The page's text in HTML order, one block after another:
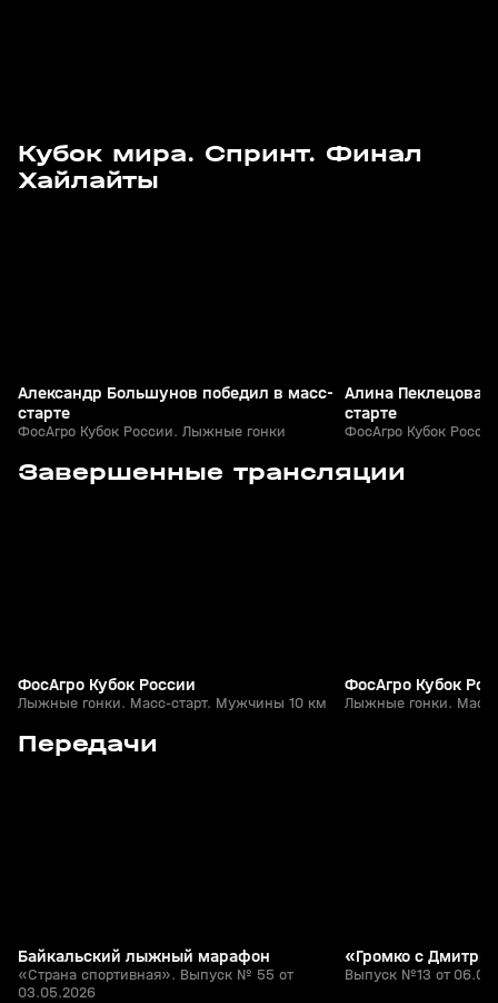
Кубок мира. Спринт. Финал
Хайлайты
05 апр, 11:41
Александр Большунов победил в масс-
старте
ФосАгро Кубок России. Лыжные гонки
Алина Пеклецова
старте
ФосАгро Кубок
Завершенные трансляции
05 апр, 10:40
ФосАгро Кубок России
Лыжные гонки. Масс-старт. Мужчины 10 км
ФосАгро Кубок
Лыжные гонки.
Передачи
03 мая, 16:30
Байкальский лыжный марафон
«Страна спортивная». Выпуск № 55 от
03.05.2026
«Громко с
Выпуск №13 от